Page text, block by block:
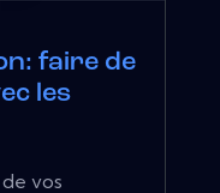
faire de
les
vos